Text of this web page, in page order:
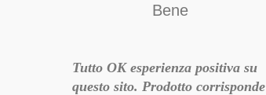
Bene
Tutto OK esperienza positiva su
questo sito. Prodotto corrisponde